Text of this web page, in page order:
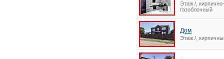
Этаж /, кирпично-
газоблочный
Дом
Этаж /,